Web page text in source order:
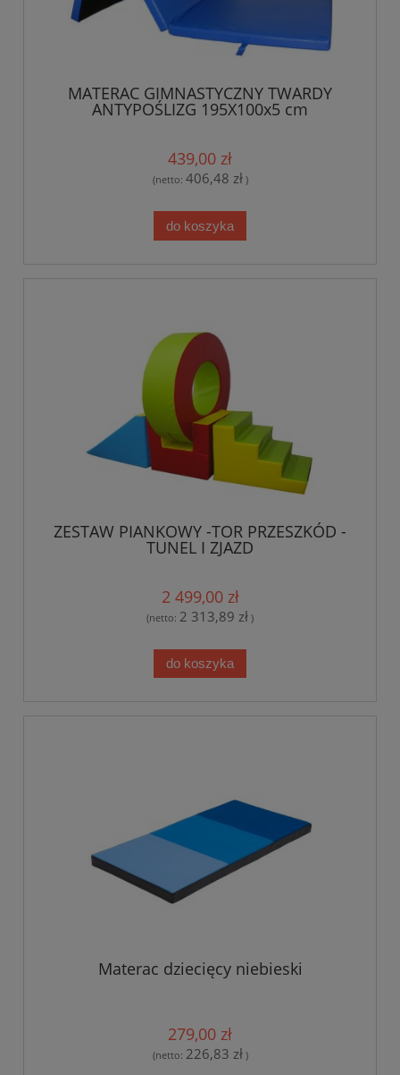
MATERAC GIMNASTYCZNY TWARDY
ANTYPOŚLIZG 195X100x5 cm
439,00 zł
(netto: 406,48 zł)
do koszyka
ZESTAW PIANKOWY -TOR PRZESZKÓD -
TUNEL I ZJAZD
2 499,00 zł
(netto: 2 313,89 zł )
do koszyka
Materac dziecięcy niebieski
279,00 zł
(netto: 226,83 zł)